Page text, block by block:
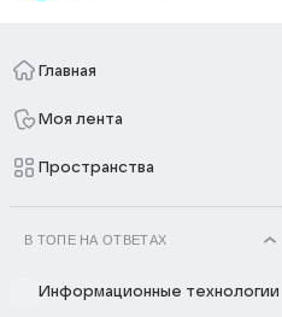
Главная
Моя лента
Пространства
В ТОПЕ НА ОТВЕТАХ
Информационные технологии